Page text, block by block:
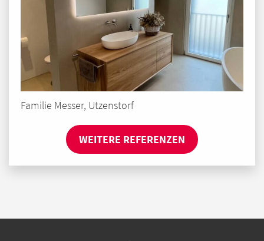
Familie Messer, Utzenstorf
WEITERE REFERENZEN